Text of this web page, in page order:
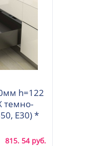
h=122
темно-
E30) *
815. 54 руб.